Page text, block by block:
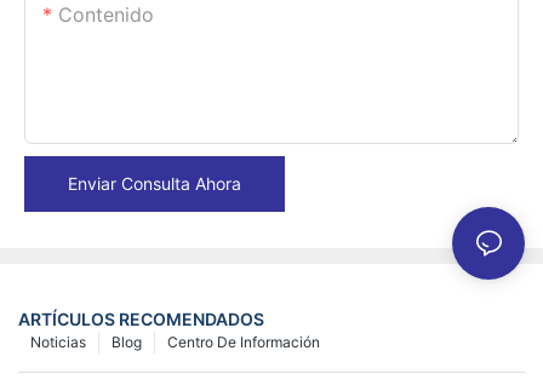
Contenido
Enviar Consulta Ahora
ARTÍCULOS RECOMENDADOS
Centro De Información
Blog
Noticias